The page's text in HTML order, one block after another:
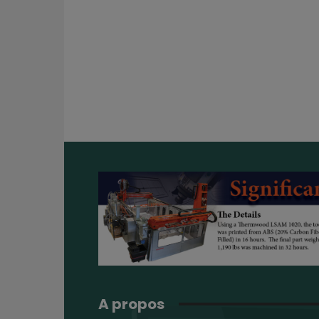
A propos